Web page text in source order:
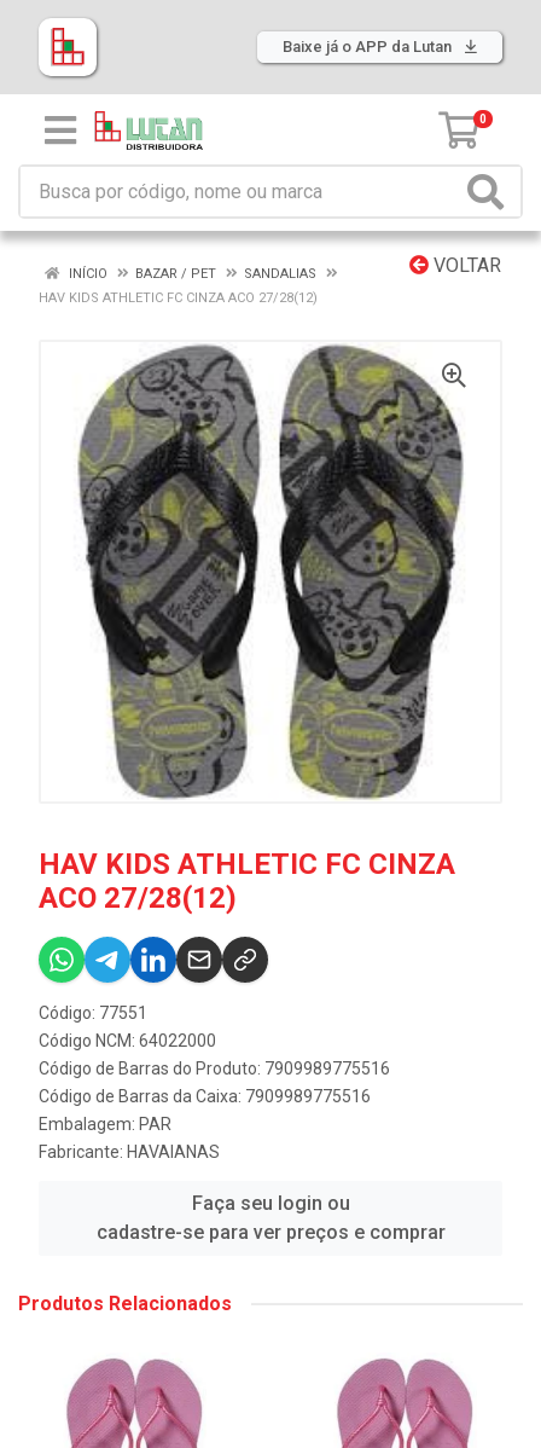
Baixe já o APP da Lutan
0
VOLTAR
INÍCIO BAZAR / PET
SANDALIAS
HAV KIDS ATHLETIC FC CINZA ACO 27/28(12)
HAV KIDS ATHLETIC FC CINZA
ACO 27/28(12)
Código: 77551
Código NCM: 64022000
Código de Barras do Produto: 7909989775516
Código de Barras da Caixa: 7909989775516
Embalagem: PAR
Fabricante: HAVAIANAS
Faça seu login ou
cadastre-se para ver preços e comprar
Produtos Relacionados